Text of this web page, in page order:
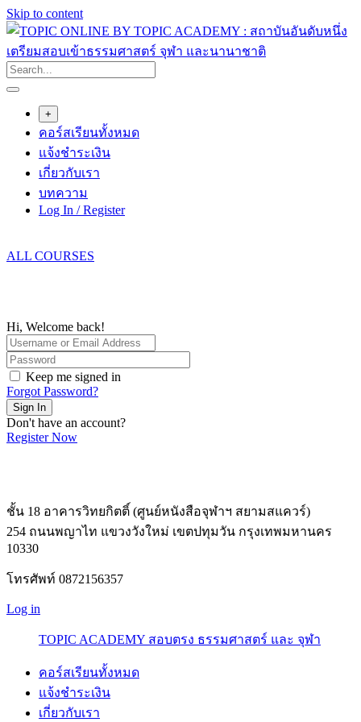
Skip to content
+
คอร์สเรียนทั้งหมด
แจ้งชำระเงิน
เกี่ยวกับเรา
บทความ
Log In / Register
ALL COURSES
Hi, Welcome back!
Keep me signed in
Forgot Password?
Sign In
Don't have an account?
Register Now
ชั้น 18 อาคารวิทยกิตติ์ (ศูนย์หนังสือจุฬาฯ สยามสแควร์)
254 ถนนพญาไท แขวงวังใหม่ เขตปทุมวัน กรุงเทพมหานคร
10330
โทรศัพท์ 0872156357
Log in
TOPIC ACADEMY สอบตรง ธรรมศาสตร์ และ จุฬา
คอร์สเรียนทั้งหมด
แจ้งชำระเงิน
เกี่ยวกับเรา